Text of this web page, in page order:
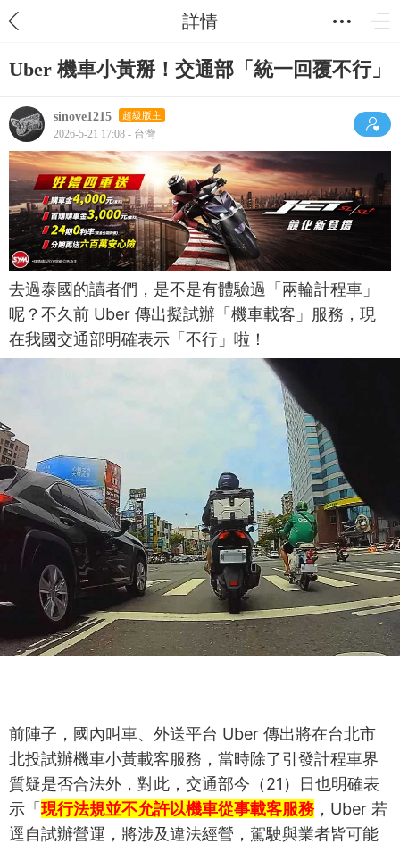
詳情
Uber 機車小黃掰！交通部「統一回覆不行」
sinove1215 超級版主
2026-5-21 17:08 - 台灣
去過泰國的讀者們，是不是有體驗過「兩輪計程車」
呢？不久前 Uber 傳出擬試辦「機車載客」服務，現
在我國交通部明確表示「不行」啦！
前陣子，國內叫車、外送平台 Uber 傳出將在台北市
北投試辦機車小黃載客服務，當時除了引發計程車界
質疑是否合法外，對此，交通部今（21）日也明確表
示「現行法規並不允許以機車從事載客服務，Uber 若
逕自試辦營運，將涉及違法經營，駕駛與業者皆可能